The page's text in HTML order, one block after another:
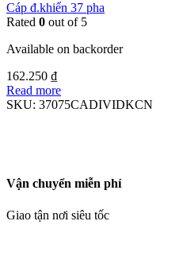
Cáp đ.khiển 37 pha
Rated 0 out of 5
Available on backorder
162.250 ₫
Read more
SKU: 37075CADIVIDKCN
Vận chuyển miễn phí
Giao tận nơi siêu tốc